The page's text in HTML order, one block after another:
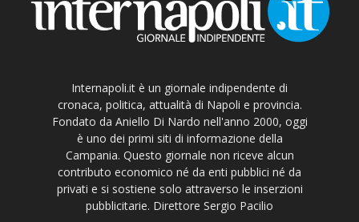
Internapoli.it è un giornale indipendente di
cronaca, politica, attualità di Napoli e provincia.
Fondato da Aniello Di Nardo nell'anno 2000, oggi
è uno dei primi siti di informazione della
Campania. Questo giornale non riceve alcun
contributo economico né da enti pubblici né da
privati e si sostiene solo attraverso le inserzioni
pubblicitarie. Direttore Sergio Pacilio